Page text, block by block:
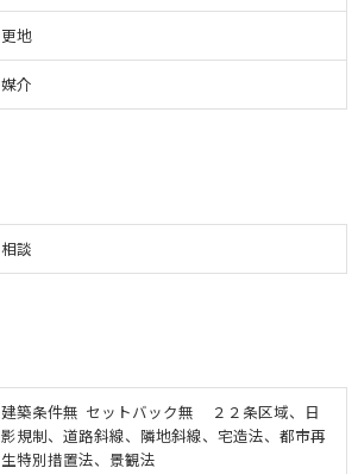
更地
媒介
相談
建築条件無 セットバック無 ２２条区域、日
影規制、道路斜線、隣地斜線、宅造法、都市再
生特別措置法、景観法